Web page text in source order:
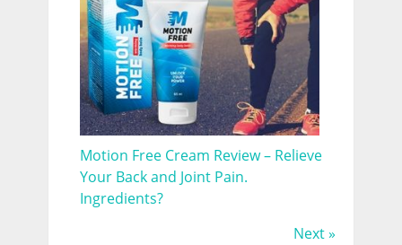
Motion Free Cream Review – Relieve
Your Back and Joint Pain.
Ingredients?
Next »